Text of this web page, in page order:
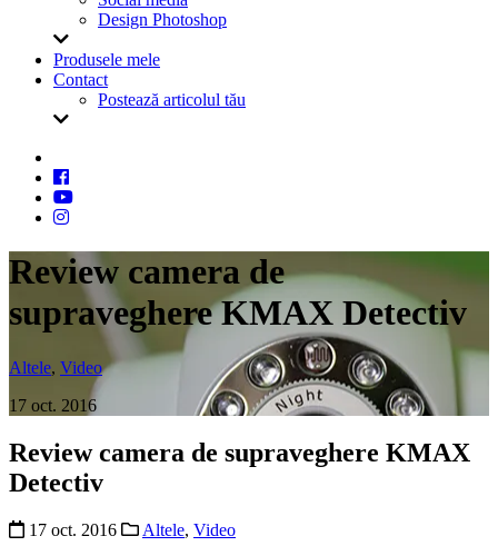
Design Photoshop
Produsele mele
Contact
Postează articolul tău
Review camera de
supraveghere KMAX Detectiv
Altele, Video
17 oct. 2016
Review camera de supraveghere KMAX
Detectiv
17 oct. 2016 Altele, Video